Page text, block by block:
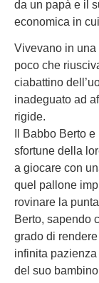
da un papà e il
economica in
Vivevano in una
poco che
ciabattino
inadeguato ad
rigide.
Il Babbo Berto
sfortune della
a giocare con
quel pallone
rovinare la
Berto, sapendo
grado di
infinita
del suo